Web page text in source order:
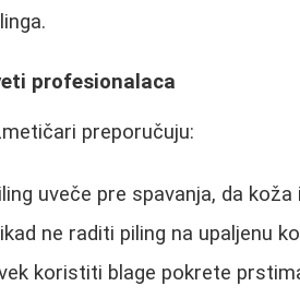
profesionalaca
preporučuju:
uveče pre spavanja, da
ne raditi piling na upaljenu
koristiti blage pokrete